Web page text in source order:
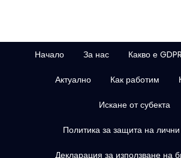
Начало За нас Какво е GDPR
Актуално Как работим
Искане от субекта
Политика за защита на
Декларация за използване на